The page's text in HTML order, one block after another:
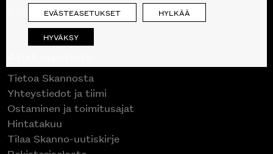
Poistuvat mallikappaleet
Tietoa Skannosta
Yhteystiedot ja tiimi
Ostaminen ja toimitusajat
Hintatakuu
Tilaa Skanno-uutiskirje
EVÄSTEASETUKSET HYLKÄÄ
HYVÄKSY